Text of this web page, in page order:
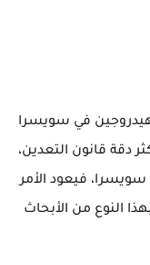
في سويسرا
دقة قانون التعدين،
فيعود الأمر
النوع من الأبحاث